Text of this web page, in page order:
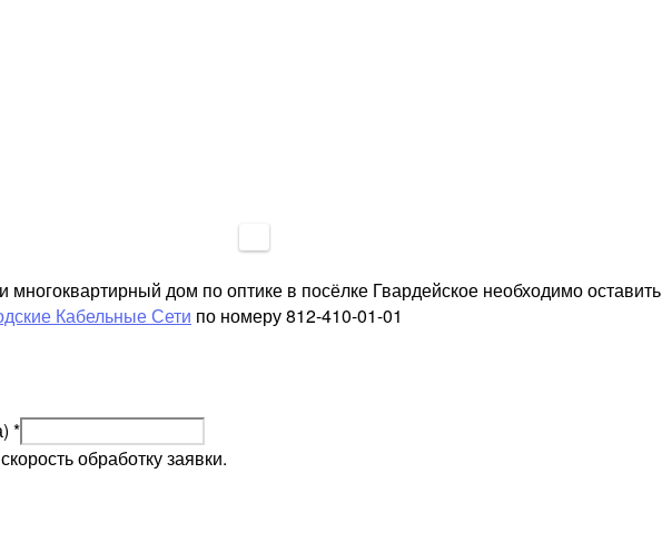
дом по оптике в посёлке Гвардейское необходимо оставить
Кабельные Сети по номеру 812-410-01-01
*
обработку заявки.